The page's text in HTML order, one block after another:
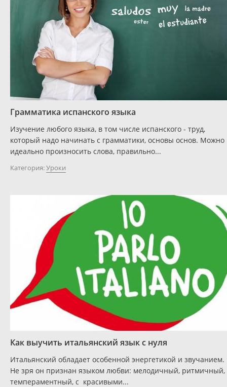
Грамматика испанского языка
Изучение любого языка, в том числе испанского - труд,
который надо начинать с грамматики, основы основ. Можно
идеально произносить слова, правильно...
Категория:Уроки
Как выучить итальянский язык с нуля
Итальянский обладает особенной энергетикой и звучанием.
Не зря он признан языком любви: мелодичный, ритмичный,
темпераментный, с красивыми...